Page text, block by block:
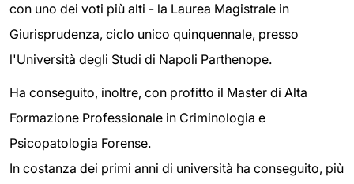
con uno dei voti più alti - la Laurea Magistrale in
Giurisprudenza, ciclo unico quinquennale, presso
l'Università degli Studi di Napoli Parthenope.
Ha conseguito, inoltre, con profitto il Master di Alta
Formazione Professionale in Criminologia e
Psicopatologia Forense.
In costanza dei primi anni di università ha conseguito, più